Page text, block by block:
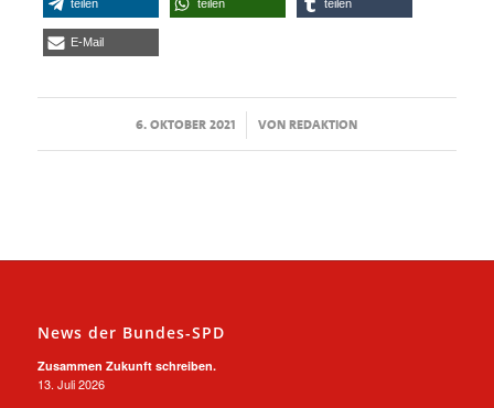
teilen teilen teilen
E-Mail
6. OKTOBER 2021
/ VONREDAKTION
News der Bundes-SPD
Zusammen Zukunft schreiben.
13. Juli 2026